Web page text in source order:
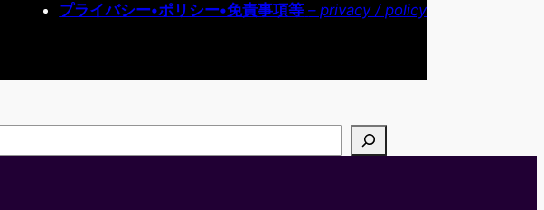
プライバシー•ポリシー•免責事項等 – privacy / policy